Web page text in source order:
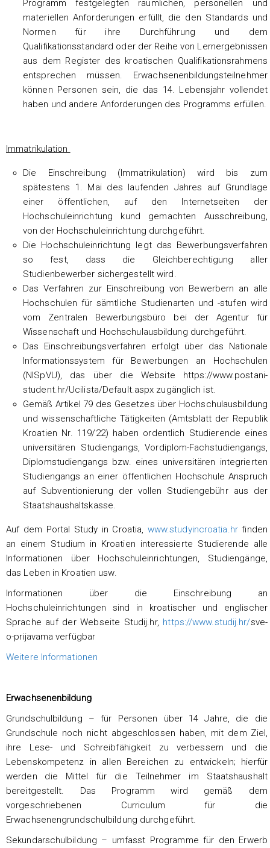
Programm festgelegten räumlichen, personellen und
materiellen Anforderungen erfüllt, die den Standards und
Normen für ihre Durchführung und dem
Qualifikationsstandard oder der Reihe von Lernergebnissen
aus dem Register des kroatischen Qualifikationsrahmens
entsprechen müssen. Erwachsenenbildungsteilnehmer
können Personen sein, die das 14. Lebensjahr vollendet
haben und andere Anforderungen des Programms erfüllen.
Immatrikulation
Die Einschreibung (Immatrikulation) wird bis zum
spätestens 1. Mai des laufenden Jahres auf Grundlage
einer öffentlichen, auf den Internetseiten der
Hochschuleinrichtung kund gemachten Ausschreibung,
von der Hochschuleinrichtung durchgeführt.
Die Hochschuleinrichtung legt das Bewerbungsverfahren
so fest, dass die Gleichberechtigung aller
Studienbewerber sichergestellt wird.
Das Verfahren zur Einschreibung von Bewerbern an alle
Hochschulen für sämtliche Studienarten und -stufen wird
vom Zentralen Bewerbungsbüro bei der Agentur für
Wissenschaft und Hochschulausbildung durchgeführt.
Das Einschreibungsverfahren erfolgt über das Nationale
Informationssystem für Bewerbungen an Hochschulen
(NISpVU), das über die Website https://www.postani-
student.hr/Ucilista/Default.aspx zugänglich ist.
Gemäß Artikel 79 des Gesetzes über Hochschulausbildung
und wissenschaftliche Tätigkeiten (Amtsblatt der Republik
Kroatien Nr. 119/22) haben ordentlich Studierende eines
universitären Studiengangs, Vordiplom-Fachstudiengangs,
Diplomstudiengangs bzw. eines universitären integrierten
Studiengangs an einer öffentlichen Hochschule Anspruch
auf Subventionierung der vollen Studiengebühr aus der
Staatshaushaltskasse.
Auf dem Portal Study in Croatia, www.studyincroatia.hrfinden
an einem Studium in Kroatien interessierte Studierende alle
Informationen über Hochschuleinrichtungen, Studiengänge,
das Leben in Kroatien usw.
Informationen über die Einschreibung an
Hochschuleinrichtungen sind in kroatischer und englischer
Sprache auf der Webseite Studij.hr, https://www.studij.hr/sve-
o-prijavama verfügbar
Weitere Informationen
Erwachsenenbildung
Grundschulbildung – für Personen über 14 Jahre, die die
Grundschule noch nicht abgeschlossen haben, mit dem Ziel,
ihre Lese- und Schreibfähigkeit zu verbessern und die
Lebenskompetenz in allen Bereichen zu entwickeln; hierfür
werden die Mittel für die Teilnehmer im Staatshaushalt
bereitgestellt. Das Programm wird gemäß dem
vorgeschriebenen Curriculum für die
Erwachsenengrundschulbildung durchgeführt.
Sekundarschulbildung – umfasst Programme für den Erwerb